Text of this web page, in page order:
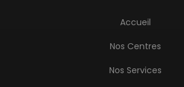
Accueil
Nos Centres
Nos Services